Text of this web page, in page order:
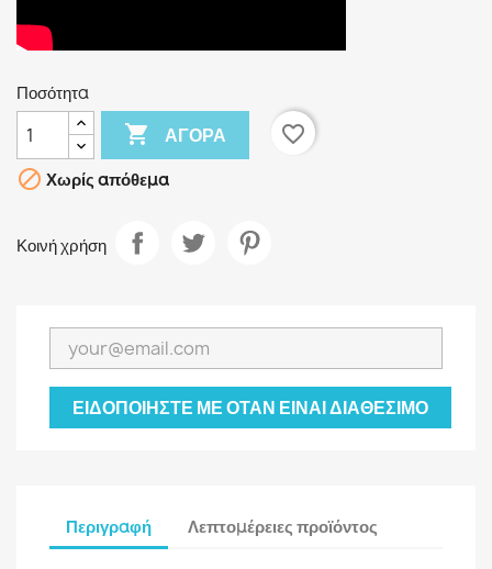
Ποσότητα
 ΑΓΟΡΆ
favorite_border
 Χωρίς απόθεμα
Κοινή χρήση
ΕΙΔΟΠΟΙΉΣΤΕ ΜΕ ΌΤΑΝ ΕΊΝΑΙ ΔΙΑΘΈΣΙΜΟ
Περιγραφή Λεπτομέρειες προϊόντος